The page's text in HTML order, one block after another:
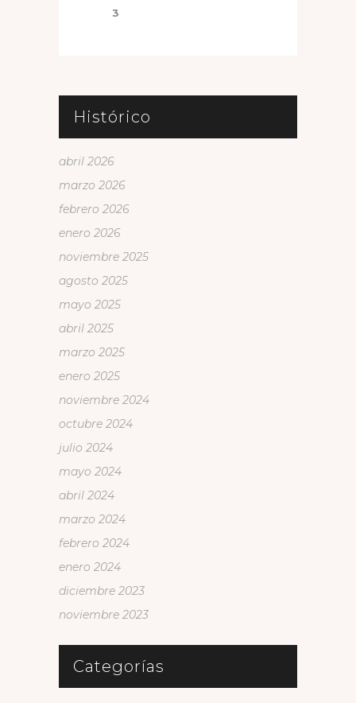
3
Histórico
abril 2026
marzo 2026
febrero 2026
enero 2026
noviembre 2025
agosto 2025
mayo 2025
abril 2025
marzo 2025
enero 2025
noviembre 2024
octubre 2024
julio 2024
mayo 2024
abril 2024
marzo 2024
febrero 2024
enero 2024
diciembre 2023
noviembre 2023
Categorías